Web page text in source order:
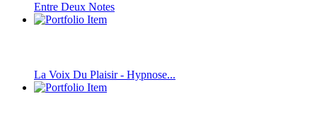
Entre Deux Notes
La Voix Du Plaisir - Hypnose...